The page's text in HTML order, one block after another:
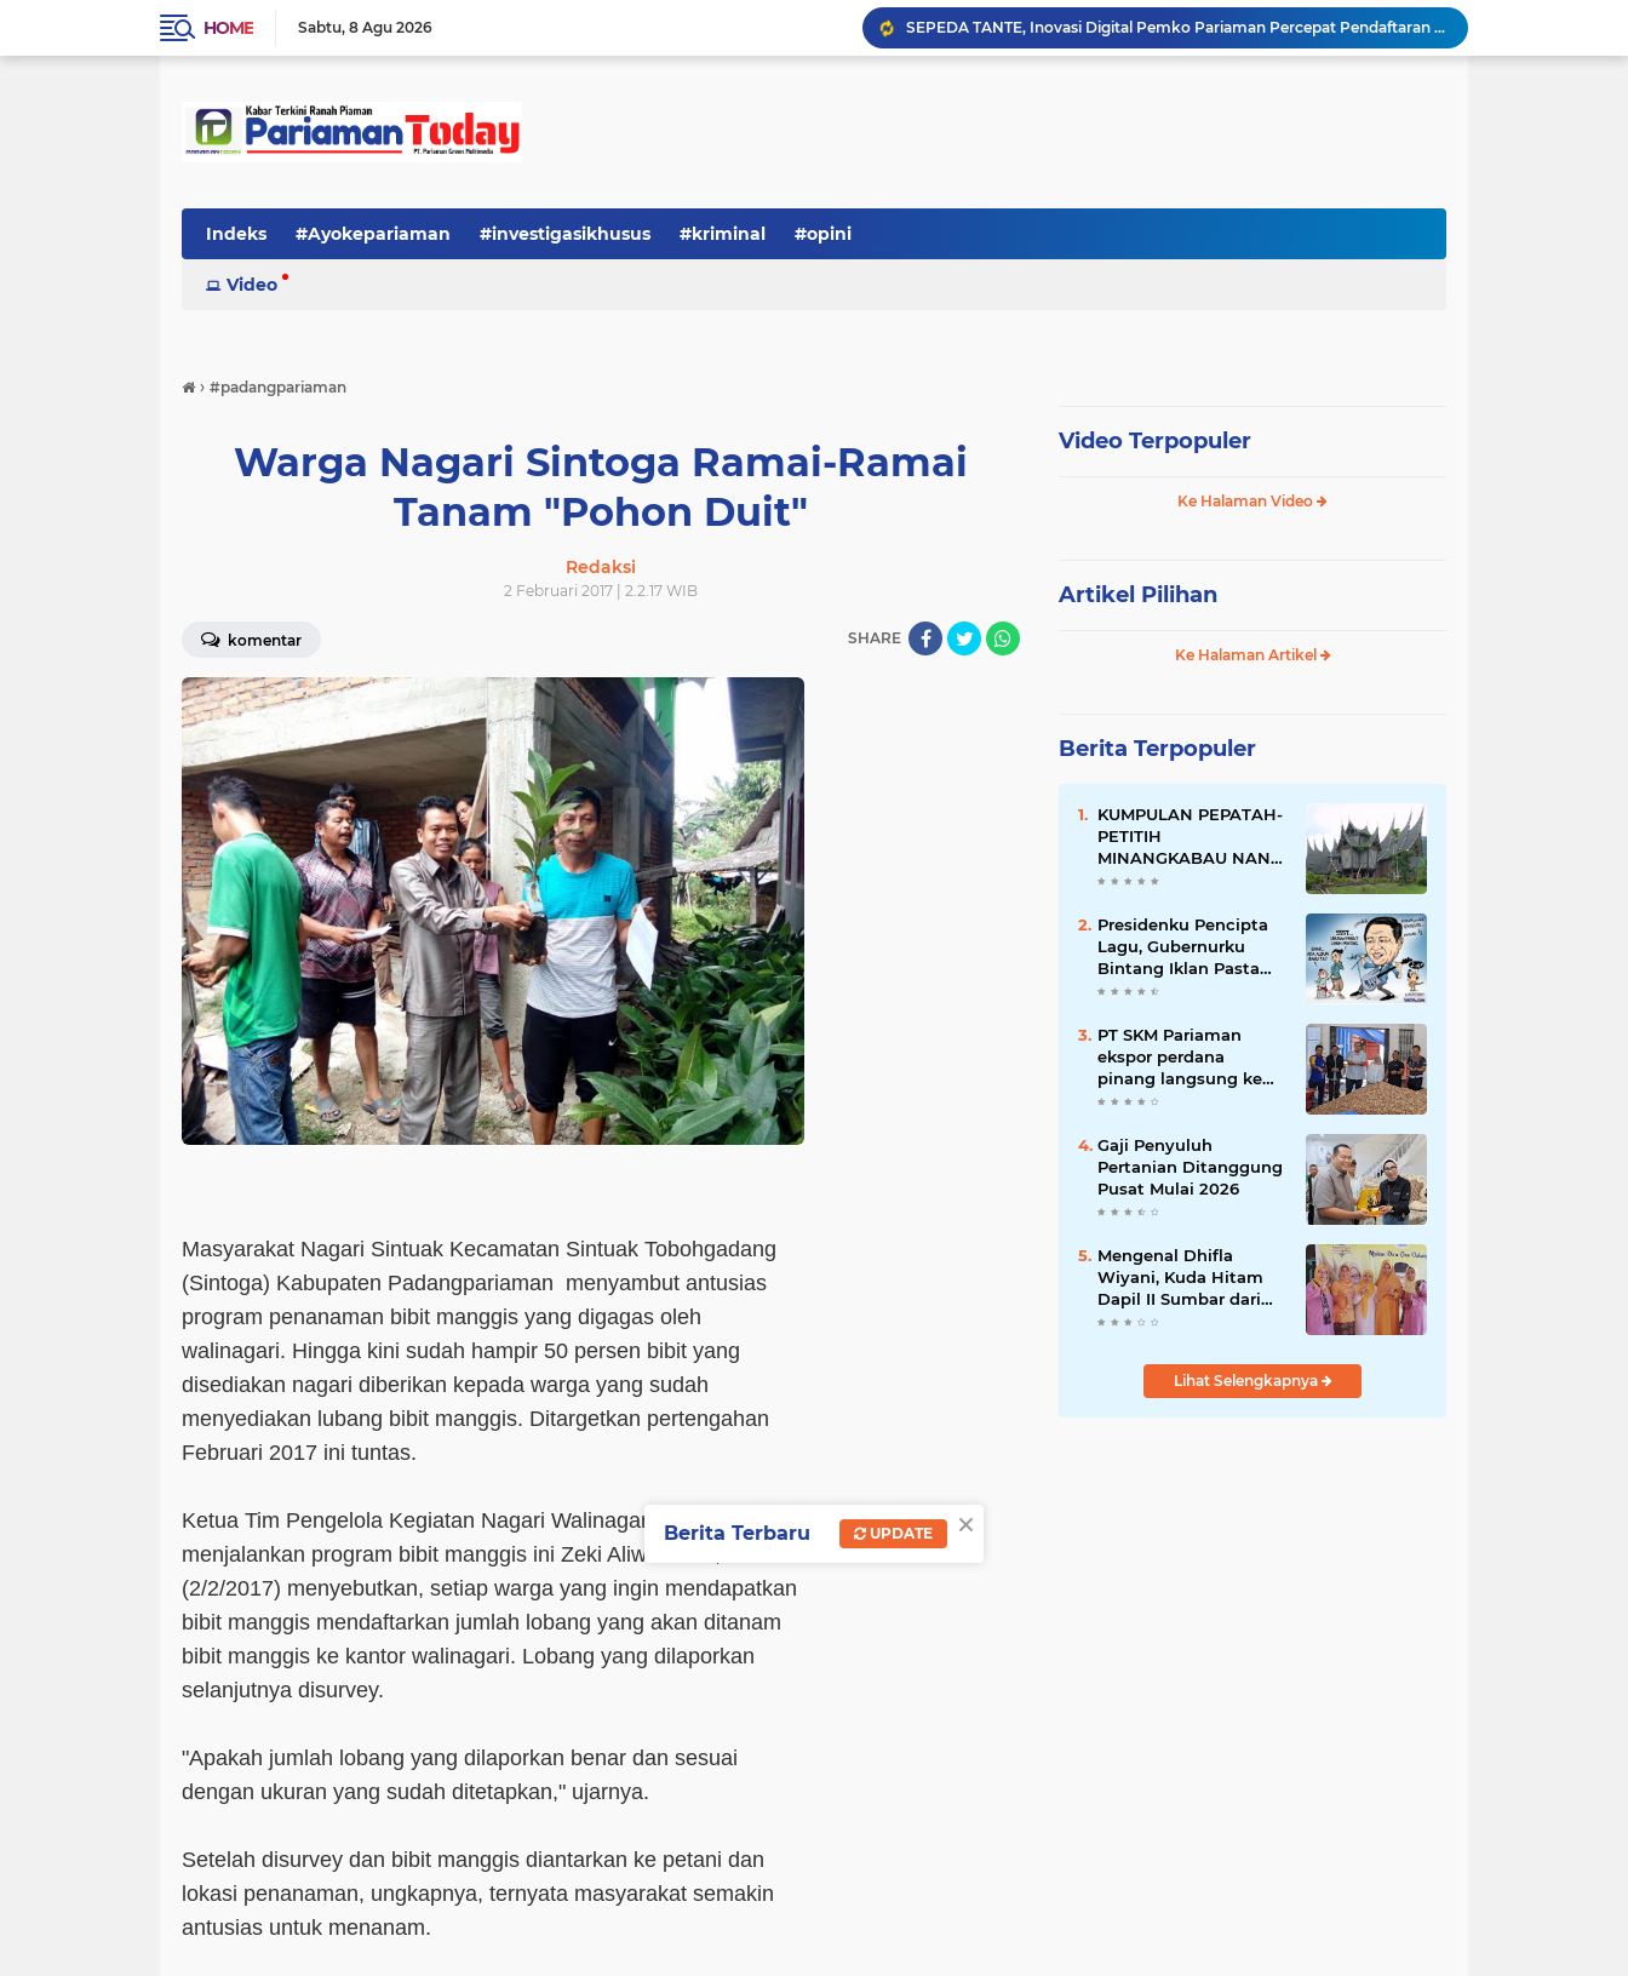
HOME Sabtu 8 Agu 2026
SEPEDA TANTE, Inovasi Digital Pemko Pariaman Percepat Pendaftaran Tanda Tangan Elektronik
Tingkatkan Mutu Pelayanan, Pemko Pariaman Gandeng RSUP Dr. M. Djamil Padang
Pemkot Pariaman Mulai Pusdiklat Paskibraka 2026, Wali Kota Tekankan Pentingnya Disiplin
Indeks #Ayokepariaman #investigasikhusus #kriminal #opini
Video
› #padangpariaman
Warga Nagari Sintoga Ramai-Ramai
Tanam "Pohon Duit"
Redaksi
2 Februari 2017 | 2.2.17 WIB
komentar SHARE
Masyarakat Nagari Sintuak Kecamatan Sintuak Tobohgadang
(Sintoga) Kabupaten Padangpariaman menyambut antusias
program penanaman bibit manggis yang digagas oleh
walinagari. Hingga kini sudah hampir 50 persen bibit yang
disediakan nagari diberikan kepada warga yang sudah
menyediakan lubang bibit manggis. Ditargetkan pertengahan
Februari 2017 ini tuntas.
Ketua Tim Pengelola Kegiatan Nagari Walinagari Sintuak yang
menjalankan program bibit manggis ini Zeki Aliwardana, Kamis
(2/2/2017) menyebutkan, setiap warga yang ingin mendapatkan
bibit manggis mendaftarkan jumlah lobang yang akan ditanam
bibit manggis ke kantor walinagari. Lobang yang dilaporkan
selanjutnya disurvey.
"Apakah jumlah lobang yang dilaporkan benar dan sesuai
dengan ukuran yang sudah ditetapkan," ujarnya.
Setelah disurvey dan bibit manggis diantarkan ke petani dan
lokasi penanaman, ungkapnya, ternyata masyarakat semakin
antusias untuk menanam.
Video Terpopuler
Ke Halaman Video
Artikel Pilihan
Ke Halaman Artikel
Berita Terpopuler
KUMPULAN PEPATAH-
PETITIH
MINANGKABAU NAN
ELOK
Presidenku Pencipta
Lagu, Gubernurku
Bintang Iklan Pasta
Gigi
PT SKM Pariaman
ekspor perdana
pinang langsung ke
India
Gaji Penyuluh
Pertanian Ditanggung
Pusat Mulai 2026
Mengenal Dhifla
Wiyani, Kuda Hitam
Dapil II Sumbar dari
Golkar
Lihat Selengkapnya
×
Berita Terbaru UPDATE